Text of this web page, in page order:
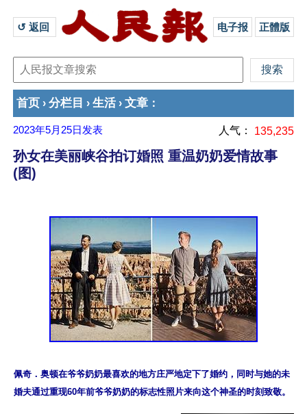
↺ 返回 电子报 正體版
首页 › 分栏目 › 生活 › 文章 ：
2023年5月25日 发表 人气： 135,235
孙女在美丽峡谷拍订婚照 重温奶奶爱情故事
(图)
佩奇．奥顿在爷爷奶奶最喜欢的地方庄严地定下了婚约，同时与她的未